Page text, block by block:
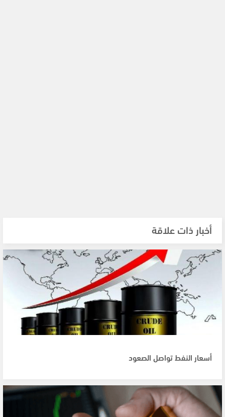
أخبار ذات علاقة
أسعار النفط تواصل الصعود